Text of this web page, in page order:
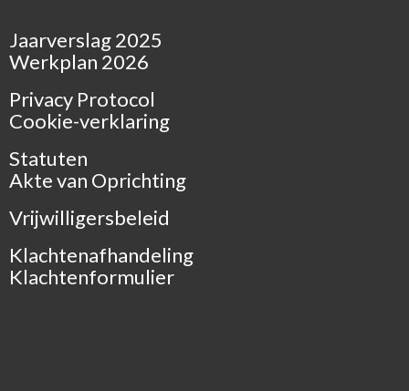
Jaarverslag 2025
Werkplan 2026
Privacy Protocol
Cookie-verklaring
Statuten
Akte van Oprichting
Vrijwilligersbeleid
Klachtenafhandeling
Klachtenformulier